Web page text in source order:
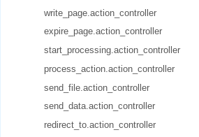
write_page.action_controller
expire_page.action_controller
start_processing.action_controller
process_action.action_controller
send_file.action_controller
send_data.action_controller
redirect_to.action_controller